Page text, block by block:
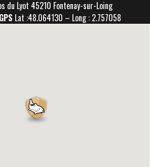
du Lyot 45210 Fontenay-sur-Loing
Lat :48.064130 – Long : 2.757058